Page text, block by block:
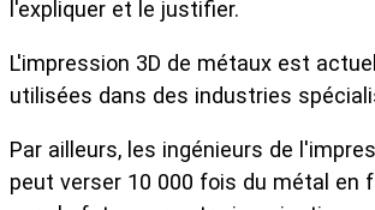
l'expliquer et le justifier.
L'impression 3D de métaux est
utilisées dans des industries
Par ailleurs, les ingénieurs de
peut verser 10 000 fois du métal en